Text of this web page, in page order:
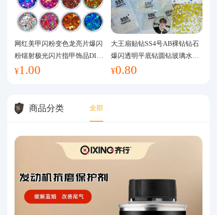
网红美甲闪粉变色龙亮片爆闪
粉镭射极光闪片指甲饰品DIY
手工流麻
¥1.00
大王扇贴钻SS4号AB裸钻钻石
爆闪透明平底钻圆钻玻璃水钻
美甲钻饰
¥0.80
商品分类 全部